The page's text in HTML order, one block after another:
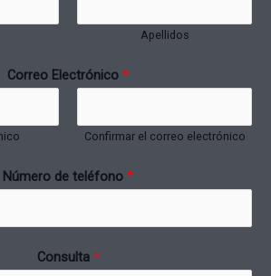
Apellidos
Correo Electrónico *
Confirmar el correo electrónico
Número de teléfono *
Consulta *